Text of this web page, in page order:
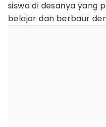
siswa di desanya yang
belajar dan berbaur